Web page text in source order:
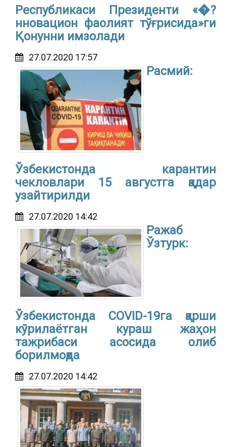
Республикаси Президенти «�?
нновацион фаолият тўғрисида»ги
Қонунни имзолади
27.07.2020 17:57
Расмий:
Ўзбекистонда карантин
чекловлари 15 августга қадар
узайтирилди
27.07.2020 14:42
Ражаб
Ўзтурк:
Ўзбекистонда COVID-19га қарши
кўрилаётган кураш жаҳон
тажрибаси асосида олиб
борилмоқда
27.07.2020 14:42